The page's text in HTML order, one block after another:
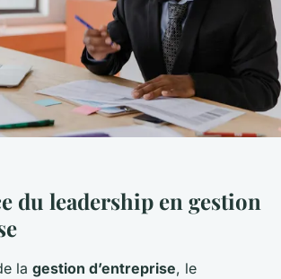
du leadership en gestion
la gestion d’entreprise, le